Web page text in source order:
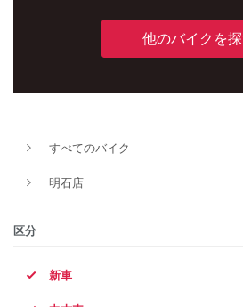
他のバイクを
すべてのバイク
明石店
区分
新車
メーカー